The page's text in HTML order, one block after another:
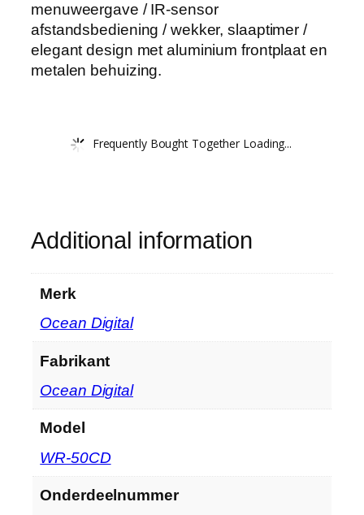
menuweergave / IR-sensor
afstandsbediening / wekker, slaaptimer /
elegant design met aluminium frontplaat en
metalen behuizing.
Frequently Bought Together Loading...
Additional information
Merk
‎Ocean Digital
Fabrikant
‎Ocean Digital
Model
‎WR-50CD
Onderdeelnummer